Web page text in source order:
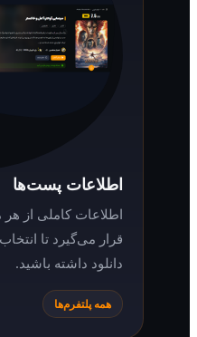
اطلاعات پست‌ها
اطلاعات کاملی از هر محتوا در
قرار می‌گیرد تا انتخاب بهتری
دانلود داشته باشید.
همه پلتفرم‌ها